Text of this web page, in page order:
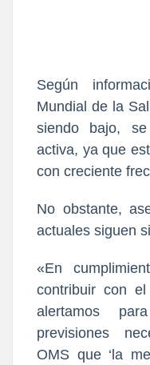
Según
Mundial de la
siendo bajo,
activa, ya que
con creciente
No obstante,
actuales siguen
«En
contribuir con
alertamos
previsiones
OMS que ‘la